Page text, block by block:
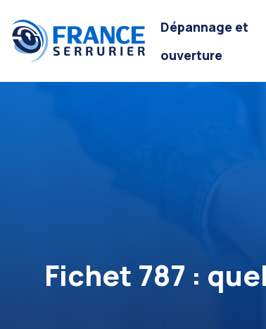
Dépannage et
ouverture
Fichet 787 :